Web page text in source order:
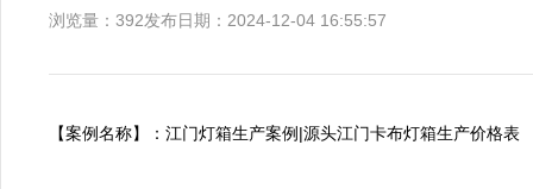
浏览量：392发布日期：2024-12-04 16:55:57
【案例名称】：江门灯箱生产案例|源头江门卡布灯箱生产价